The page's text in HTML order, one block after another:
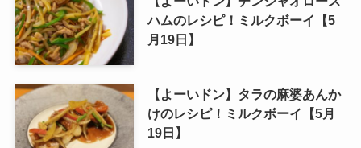
ハムのレシピ！ミルクボーイ【5
月19日】
【よーいドン】タラの麻婆あんか
けのレシピ！ミルクボーイ【5月
19日】